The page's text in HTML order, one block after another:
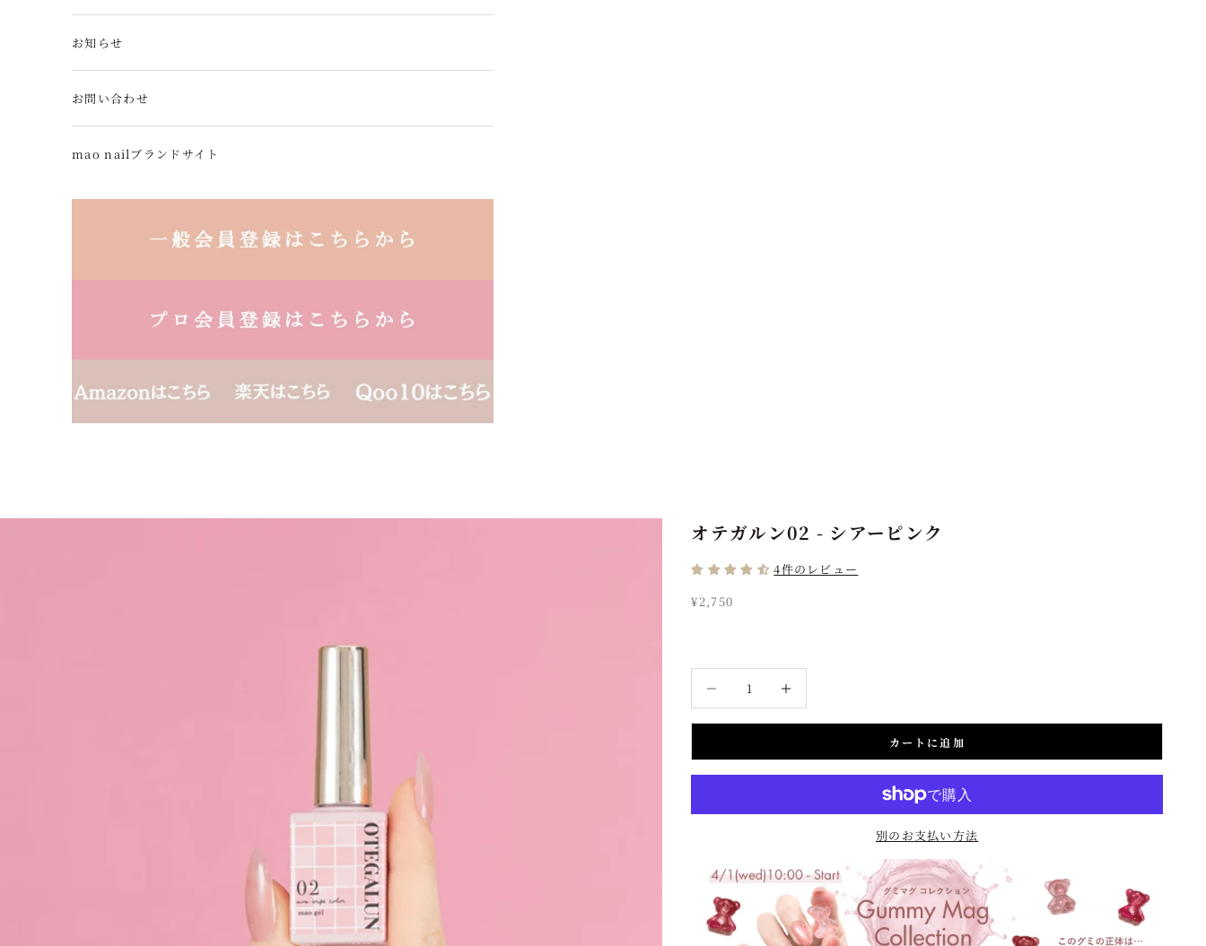
お知らせ
お問い合わせ
mao nailブランドサイト
オテガルン02 - シアーピンク
4件のレビュー
セール価格
¥2,750
カートに追加
別のお支払い方法